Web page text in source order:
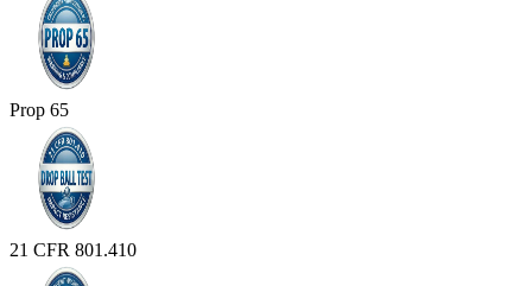
Prop 65
21 CFR 801.410